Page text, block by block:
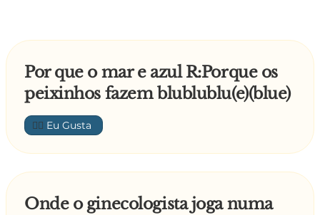
Por que o mar e azul R:Porque os
peixinhos fazem blublublu(e)(blue)
👍🏼
Onde o ginecologista joga numa